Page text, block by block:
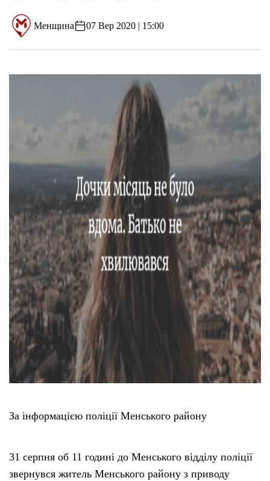
Менщина 07 Вер 2020 | 15:00
За інформацією поліції Менського району
31 серпня об 11 годині до Менського відділу поліції
звернувся житель Менського району з приводу